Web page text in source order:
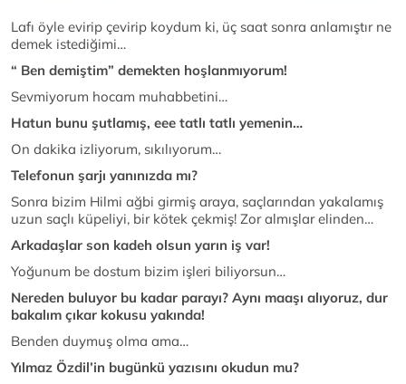
Lafı öyle evirip çevirip koydum ki, üç saat sonra anlamıştır ne
demek istediğimi…
“ Ben demiştim” demekten hoşlanmıyorum!
Sevmiyorum hocam muhabbetini…
Hatun bunu şutlamış, eee tatlı tatlı yemenin…
On dakika izliyorum, sıkılıyorum…
Telefonun şarjı yanınızda mı?
Sonra bizim Hilmi ağbi girmiş araya, saçlarından yakalamış
uzun saçlı küpeliyi, bir kötek çekmiş! Zor almışlar elinden…
Arkadaşlar son kadeh olsun yarın iş var!
Yoğunum be dostum bizim işleri biliyorsun…
Nereden buluyor bu kadar parayı? Aynı maaşı alıyoruz, dur
bakalım çıkar kokusu yakında!
Benden duymuş olma ama…
Yılmaz Özdil’in bugünkü yazısını okudun mu?